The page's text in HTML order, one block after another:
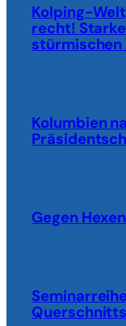
Kolping-
recht!
stürmischen
Kolumbien
Gegen